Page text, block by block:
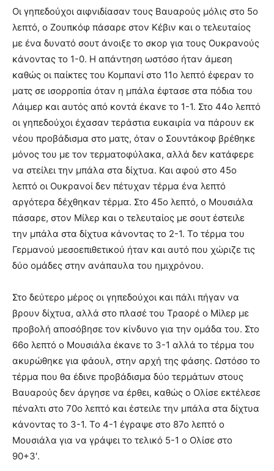
Οι γηπεδούχοι αιφνιδίασαν τους Βαυαρούς μόλις στο 5ο
λεπτό, ο Ζουπκόφ πάσαρε στον Κέβιν και ο τελευταίος
με ένα δυνατό σουτ άνοιξε το σκορ για τους Ουκρανούς
κάνοντας το 1-0. Η απάντηση ωστόσο ήταν άμεση
καθώς οι παίκτες του Κομπανί στο 11ο λεπτό έφεραν το
ματς σε ισορροπία όταν η μπάλα έφτασε στα πόδια του
Λάιμερ και αυτός από κοντά έκανε το 1-1. Στο 44ο λεπτό
οι γηπεδούχοι έχασαν τεράστια ευκαιρία να πάρουν εκ
νέου προβάδισμα στο ματς, όταν ο Σουντάκοφ βρέθηκε
μόνος του με τον τερματοφύλακα, αλλά δεν κατάφερε
να στείλει την μπάλα στα δίχτυα. Και αφού στο 45ο
λεπτό οι Ουκρανοί δεν πέτυχαν τέρμα ένα λεπτό
αργότερα δέχθηκαν τέρμα. Στο 45ο λεπτό, ο Μουσιάλα
πάσαρε, στον Μίλερ και ο τελευταίος με σουτ έστειλε
την μπάλα στα δίχτυα κάνοντας το 2-1. Το τέρμα του
Γερμανού μεσοεπιθετικού ήταν και αυτό που χώριζε τις
δύο ομάδες στην ανάπαυλα του ημιχρόνου.
Στο δεύτερο μέρος οι γηπεδούχοι και πάλι πήγαν να
βρουν δίχτυα, αλλά στο πλασέ του Τραορέ ο Μίλερ με
προβολή αποσόβησε τον κίνδυνο για την ομάδα του. Στο
66ο λεπτό ο Μουσιάλα έκανε το 3-1 αλλά το τέρμα του
ακυρώθηκε για φάουλ, στην αρχή της φάσης. Ωστόσο το
τέρμα που θα έδινε προβάδισμα δύο τερμάτων στους
Βαυαρούς δεν άργησε να έρθει, καθώς ο Ολίσε εκτέλεσε
πέναλτι στο 70ο λεπτό και έστειλε την μπάλα στα δίχτυα
κάνοντας το 3-1. Το 4-1 έγραψε στο 87ο λεπτό ο
Μουσιάλα για να γράψει το τελικό 5-1 ο Ολίσε στο
90+3′.